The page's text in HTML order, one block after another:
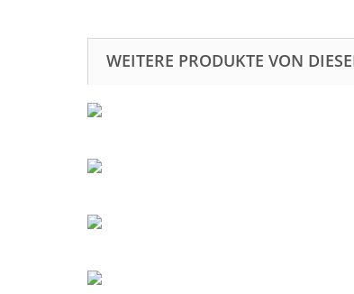
WEITERE PRODUKTE VON